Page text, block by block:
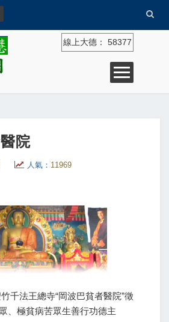
線上大德： 58377
院
人氣： 11969
千法王總寺“岡波巴貧者醫院”徵
、極貧病苦眾生善行功德主